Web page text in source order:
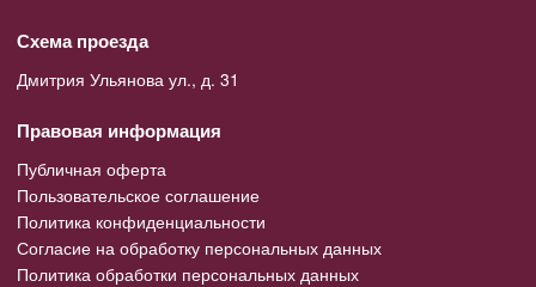
Схема проезда
Дмитрия Ульянова ул., д. 31
Правовая информация
Публичная оферта
Пользовательское соглашение
Политика конфиденциальности
Согласие на обработку персональных данных
Политика обработки персональных данных